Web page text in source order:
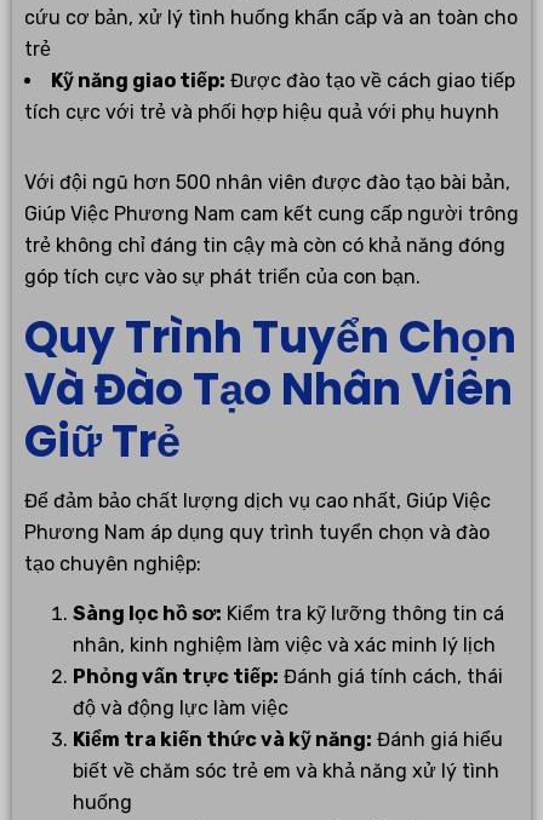
cứu cơ bản, xử lý tình huống khẩn cấp và an toàn cho
trẻ
Kỹ năng giao tiếp: Được đào tạo về cách giao tiếp
tích cực với trẻ và phối hợp hiệu quả với phụ huynh
Với đội ngũ hơn 500 nhân viên được đào tạo bài bản,
Giúp Việc Phương Nam cam kết cung cấp người trông
trẻ không chỉ đáng tin cậy mà còn có khả năng đóng
góp tích cực vào sự phát triển của con bạn.
Quy Trình Tuyển Chọn
Và Đào Tạo Nhân Viên
Giữ Trẻ
Để đảm bảo chất lượng dịch vụ cao nhất, Giúp Việc
Phương Nam áp dụng quy trình tuyển chọn và đào
tạo chuyên nghiệp:
Sàng lọc hồ sơ: Kiểm tra kỹ lưỡng thông tin cá
nhân, kinh nghiệm làm việc và xác minh lý lịch
Phỏng vấn trực tiếp: Đánh giá tính cách, thái
độ và động lực làm việc
Kiểm tra kiến thức và kỹ năng: Đánh giá hiểu
biết về chăm sóc trẻ em và khả năng xử lý tình
huống